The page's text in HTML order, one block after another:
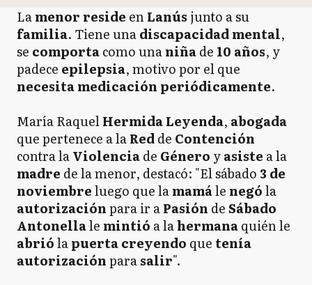
Lamenor reside enLanús junto a su
familia. Tiene unadiscapacidad mental,
se comportacomo unaniñade 10 años, y
padece epilepsia, motivo por el que
necesita medicación periódicamente.
María RaquelHermidaLeyenda, abogada
que pertenece a laRedde Contención
contra laViolenciade Género yasiste a la
madre de la menor, destacó: "El sábado3 de
noviembreluego que lamamále nególa
autorizaciónpara ir aPasión deSábado
Antonellale mintió a lahermanaquién le
abriólapuerta creyendo que tenía
autorizaciónparasalir".